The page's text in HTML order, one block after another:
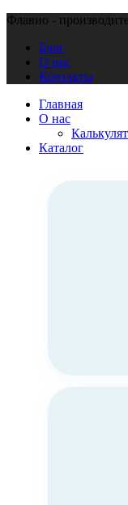
Флавио -
Блог
О нас
Контакты
Главная
О нас
Каталог